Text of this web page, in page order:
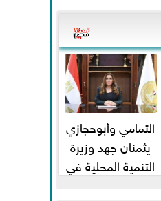
التمامي وأبوحجازي
يثمنان جهد وزيرة
التنمية المحلية في